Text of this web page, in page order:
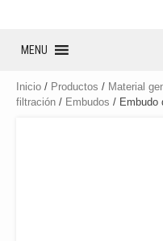
MENU
Inicio / Productos / Material
filtración / Embudos / Embudo